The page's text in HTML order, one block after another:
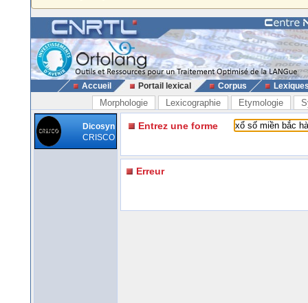
Accueil Portail lexical Corpus
Morphologie Lexicographie Etymologie
Dicosyn
CRISCO
Entrez une forme
Erreur